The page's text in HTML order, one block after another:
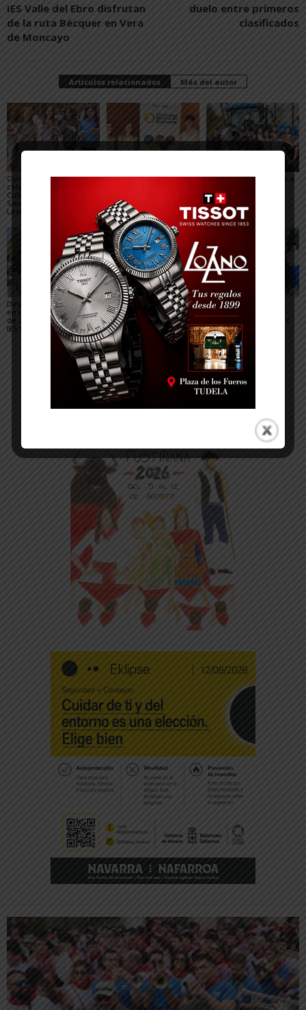
IES Valle del Ebro disfrutan
de la ruta Bécquer en Vera
de Moncayo
duelo entre primeros
clasificados
Artículos relacionados Más del autor
Compañía de María
celebra su Semana
Cultural en honor a
Santa Juana de
Lestonnac
Silvia Lorente,
estudiante del IES Valle
del Ebro, en la
Olimpiada Nacional de
Economía
El IESO Castejón llega a
Erasmus+
Destacados resultados
en la PAU del alumnado
de 2º de Bachillerato del
IES Benjamín de Tudela
El alumnado del IES
Valle del Ebro disfruta
del aula científica del
lSC de Canfranc
El IES Valle del Ebro
cosecha unos
en la PAU